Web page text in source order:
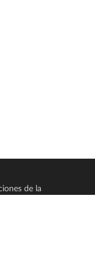
de la